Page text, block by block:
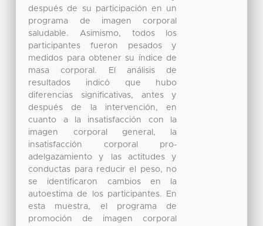
después de su participación en un
programa de imagen corporal
saludable. Asimismo, todos los
participantes fueron pesados y
medidos para obtener su índice de
masa corporal. El análisis de
resultados indicó que hubo
diferencias significativas, antes y
después de la intervención, en
cuanto a la insatisfacción con la
imagen corporal general, la
insatisfacción corporal pro-
adelgazamiento y las actitudes y
conductas para reducir el peso, no
se identificaron cambios en la
autoestima de los participantes. En
esta muestra, el programa de
promoción de imagen corporal